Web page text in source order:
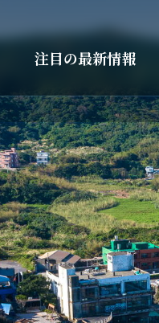
注目の最新情報